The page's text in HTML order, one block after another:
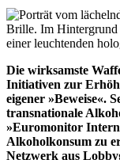
Die wirksamste
Initiativen zur
eigener »Beweise«.
transnationale
»Euromonitor
Alkoholkonsum zu
Netzwerk aus